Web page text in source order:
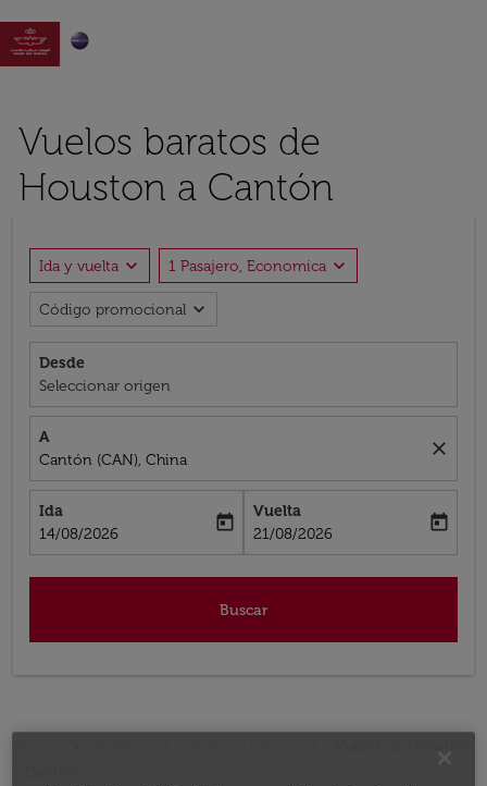

Vuelos baratos de
Houston a Cantón
Ida y vuelta expand_more 1 Pasajero, Economica expand_more
Código promocional expand_more
Desde
Seleccionar origen
A
Cantón (CAN), China
close
Ida
fc-booking-departure-date-aria-label
14/08/2026
today
Vuelta
fc-booking-return-date-aria-label
21/08/2026
today
Buscar